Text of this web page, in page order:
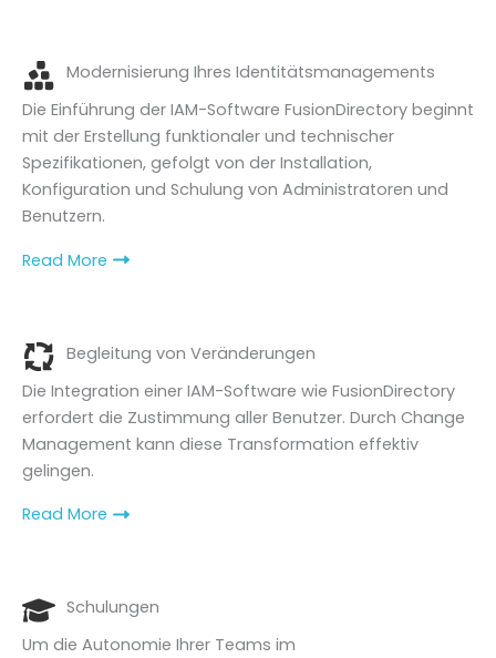
Modernisierung Ihres Identitätsmanagements
Die Einführung der IAM-Software FusionDirectory beginnt
mit der Erstellung funktionaler und technischer
Spezifikationen, gefolgt von der Installation,
Konfiguration und Schulung von Administratoren und
Benutzern.
Read More
Begleitung von Veränderungen
Die Integration einer IAM-Software wie FusionDirectory
erfordert die Zustimmung aller Benutzer. Durch Change
Management kann diese Transformation effektiv
gelingen.
Read More
Schulungen
Um die Autonomie Ihrer Teams im